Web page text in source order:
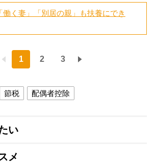
働く妻」「別居の親」も扶養にでき
1 2 3
節税 配偶者控除
い
メ